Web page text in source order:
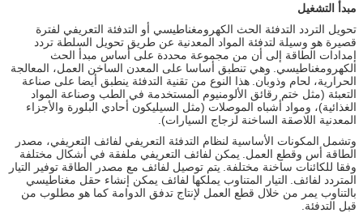
مبدأ التشغيل
تحويل التردد التدفئة الحث الكهرومغناطيسي أو التدفئة التعريفي لفترة
قصيرة هو وسيلة لتدفئة المواد المعدنية عن طريق تحويل السلطة تردد
إمدادات الطاقة إلى أن من مجموعة محددة على أساس مبدأ الحث
الكهرومغناطيسي. وهي تنطبق أساسا على المعدن الساخن العمل، المعالجة
الحرارية، لحام وذوبان. هذا النوع من تقنية التدفئة ينطبق أيضا على صناعة
التعبئة (مثل ختم رقائق الألومنيوم المستخدمة في الطب وصناعة المواد
الغذائية)، ومواد أشباه الموصلات (مثل السيليكون أحادي البلورة والأجزاء
المعدنية اللاصقة الساخنة لزجاج السيارات).
وتشمل المكونات الأساسية لنظام التدفئة التعريفي لفائف التعريفي، مصدر
الطاقة أس وقطع العمل. يمكن لفائف التعريفي ملفقة في أشكال مختلفة
وفقا للكائنات ساخنة مختلفة. يتم توصيل لفائف مع مصدر الطاقة توفير التيار
المتردد لفائف. التيار المتناوب يملكها لفائف يمكن إنشاء حقل مغناطيسي
بالتناوب يمر من خلال قطع العمل لإنتاج تدفق الدوامة كما هو مطلوب من
قبل التدفئة.